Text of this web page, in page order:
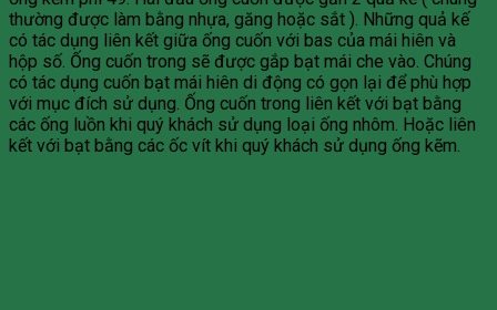
thường được làm bằng nhựa, găng hoặc sắt ). Những quả kế
có tác dụng liên kết giữa ống cuốn với bas của mái hiên và
hộp số. Ống cuốn trong sẽ được gắp bạt mái che vào. Chúng
có tác dụng cuốn bạt mái hiên di động có gọn lại để phù hợp
với mục đích sử dụng. Ống cuốn trong liên kết với bạt bằng
các ống luồn khi quý khách sử dụng loại ống nhôm. Hoặc liên
kết với bạt bằng các ốc vít khi quý khách sử dụng ống kẽm.